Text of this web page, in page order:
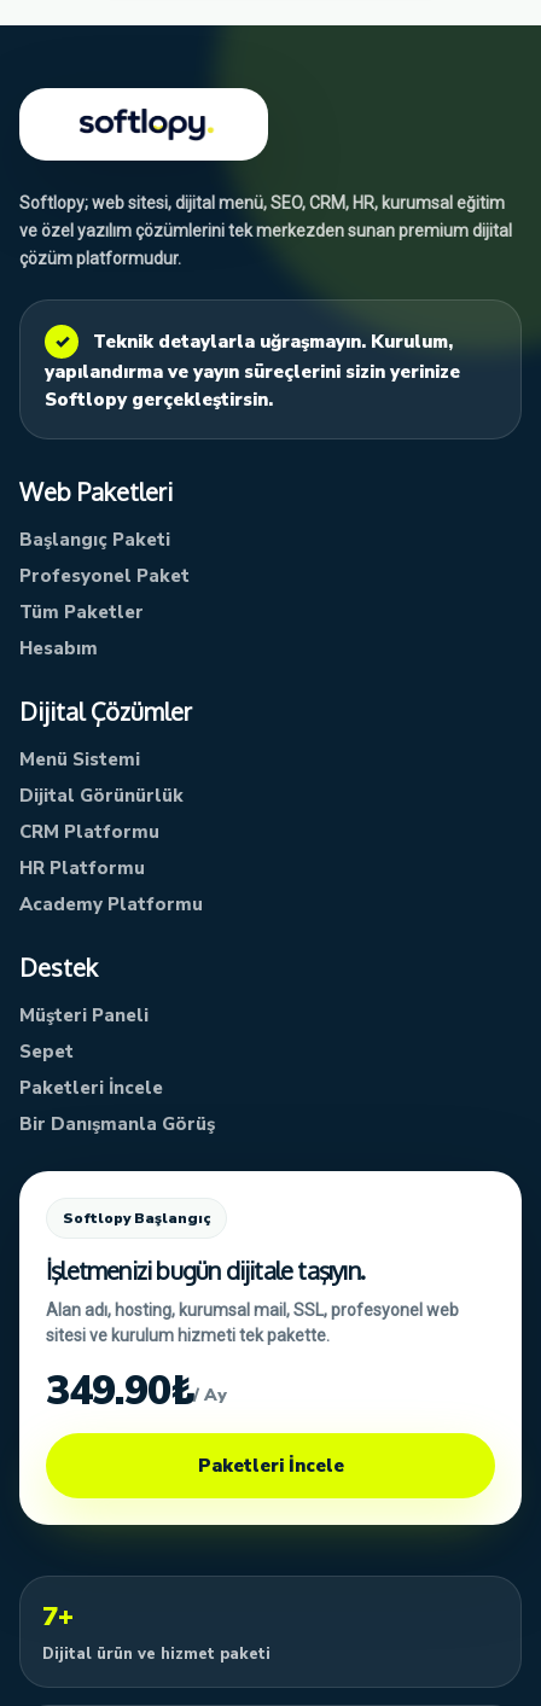
Softlopy; web sitesi, dijital menü, SEO, CRM, HR, kurumsal eğitim
ve özel yazılım çözümlerini tek merkezden sunan premium dijital
çözüm platformudur.
✓
Teknik detaylarla uğraşmayın. Kurulum,
yapılandırma ve yayın süreçlerini sizin yerinize
Softlopy gerçekleştirsin.
Web Paketleri
Başlangıç Paketi
Profesyonel Paket
Tüm Paketler
Hesabım
Dijital Çözümler
Menü Sistemi
Dijital Görünürlük
CRM Platformu
HR Platformu
Academy Platformu
Destek
Müşteri Paneli
Sepet
Paketleri İncele
Bir Danışmanla Görüş
Softlopy Başlangıç
İşletmenizi bugün dijitale taşıyın.
Alan adı, hosting, kurumsal mail, SSL, profesyonel web
sitesi ve kurulum hizmeti tek pakette.
349.90₺/ Ay
Paketleri İncele
7+
Dijital ürün ve hizmet paketi